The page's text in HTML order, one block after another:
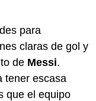
para
claras de gol y
de Messi.
tener escasa
que el equipo